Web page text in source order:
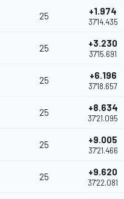
25 +1.974
37'14.435
25 +3.230
37'15.691
25 +6.196
37'18.657
25 +8.634
37'21.095
25 +9.005
37'21.466
25 +9.620
37'22.081